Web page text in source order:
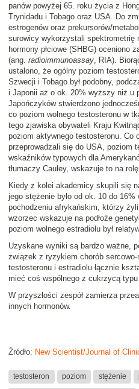
panów powyżej 65. roku życia z
Trynidadu i Tobago oraz USA. Do
estrogenów oraz prekursorów/
surowicy wykorzystali spektrometrię
hormony płciowe (SHBG) oceniono
(ang. radioimmunoassay , RIA).
ustalono, że ogólny poziom
Szwecji i Tobago był podobny,
i Japonii aż o ok. 20% wyższy niż u
Japończyków stwierdzono
co poziom wolnego testosteronu w
tego zjawiska obywateli Kraju
poziom aktywnego testosteronu. Co
przeprowadzali się do USA, poziom
wskaźników typowych dla
tłumaczy Cauley, wskazuje to na
Kiedy z kolei akademicy skupili się
jego stężenie było od ok. 10 do
pochodzeniu afrykańskim, którzy
wzorzec wskazuje na podłoże
poziom wolnego estradiolu był
Uzyskane wyniki są bardzo ważne,
związek z ryzykiem chorób
testosteronu i estradiolu łącznie
mieć coś wspólnego z cukrzycą typu
W przyszłości zespół zamierza
innych hormonów.
Źródło: New Scientist/Journal of
testosteron poziom stężenie